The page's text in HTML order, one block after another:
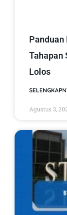
Panduan
Tahapan
Lolos
Agustus 3,